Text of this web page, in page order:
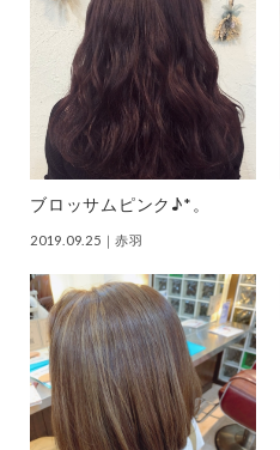
ブロッサムピンク♪*。
2019.09.25 ｜赤羽